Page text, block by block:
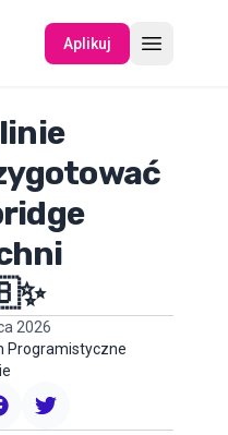
Aplikuj
2026
Programistyczne
twitter